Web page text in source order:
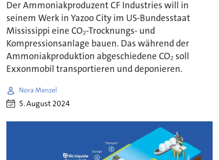
Der Ammoniakproduzent CF Industries will in
seinem Werk in Yazoo City im US-Bundesstaat
Mississippi eine CO₂-Trocknungs- und
Kompressionsanlage bauen. Das während der
Ammoniakproduktion abgeschiedene CO₂ soll
Exxonmobil transportieren und deponieren.
Nora Menzel
5. August 2024